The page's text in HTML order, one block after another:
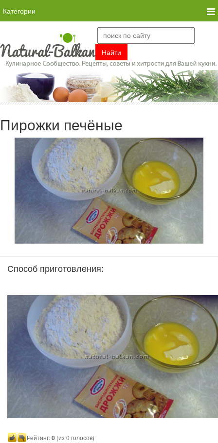
Категории
Пирожки печёные
Способ приготовления:
Рейтинг:0 (из 0 голосов)